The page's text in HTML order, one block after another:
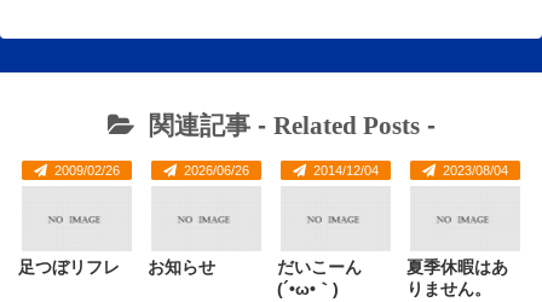
関連記事 - Related Posts-
2009/02/26
足つぼリフレ
2026/06/26
お知らせ
2014/12/04
だいこーん
(´•ω•｀)
2023/08/04
夏季休暇はあ
りません。